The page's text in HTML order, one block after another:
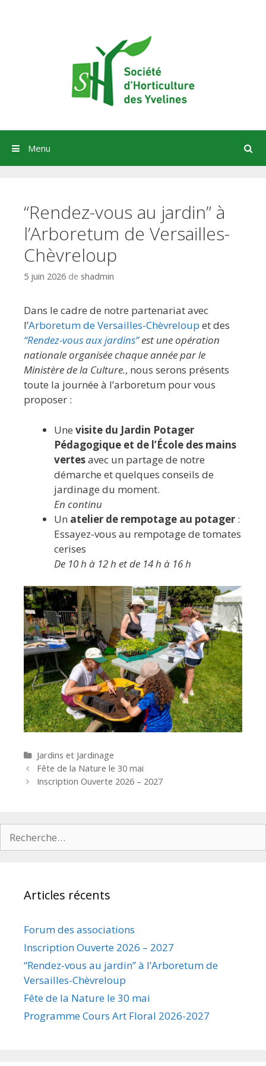
Menu
“Rendez-vous au jardin” à
l’Arboretum de Versailles-
Chèvreloup
5 juin 2026 de shadmin
Dans le cadre de notre partenariat avec
l’Arboretum de Versailles-Chèvreloup et des
“Rendez-vous aux jardins”est une opération
nationale organisée chaque année par le
Ministère de la Culture., nous serons présents
toute la journée à l’arboretum pour vous
proposer :
Une visite du Jardin Potager
Pédagogique et de l’École des mains
vertesavec un partage de notre
démarche et quelques conseils de
jardinage du moment.
En continu
Un atelier de rempotage au potager :
Essayez-vous au rempotage de tomates
cerises
De 10 h à 12 h et de 14 h à 16 h
Catégories
Jardins et Jardinage
Navigation
des
Fête de la Nature le 30 mai
Inscription Ouverte 2026 – 2027
Rechercher :
Articles récents
Forum des associations
Inscription Ouverte 2026 – 2027
“Rendez-vous au jardin” à l’Arboretum de
Versailles-Chèvreloup
Fête de la Nature le 30 mai
Programme Cours Art Floral 2026-2027